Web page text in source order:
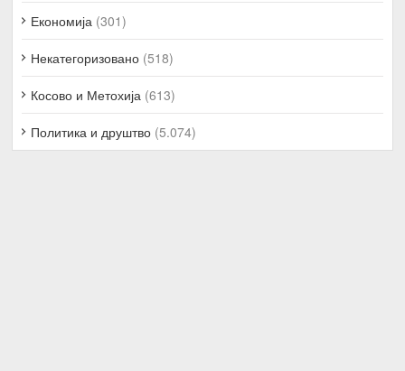
Економија (301)
Некатегоризовано (518)
Косово и Метохија (613)
Политика и друштво (5.074)